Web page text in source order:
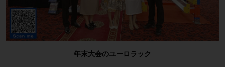
年末大会のユーロラック